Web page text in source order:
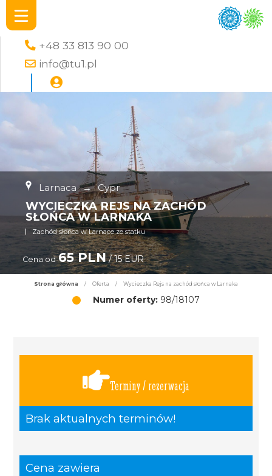
+48 33 813 90 00
info@tu1.pl
Larnaca → Cypr
WYCIECZKA REJS NA ZACHÓD
SŁOŃCA W LARNAKA
Zachód słońca w Larnace ze statku
Cena od 65 PLN/ 15 EUR
Strona główna / Oferta / Wycieczka Rejs na zachód słońca w Larnaka
Numer oferty: 98/18107
Terminy / rezerwacja
Brak aktualnych terminów!
Cena zawiera